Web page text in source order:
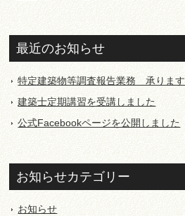
最近のお知らせ
特定建築物等調査報告業務 承ります
建築士定期講習を受講しました
公式Facebookページを公開しました
お知らせカテゴリー
お知らせ